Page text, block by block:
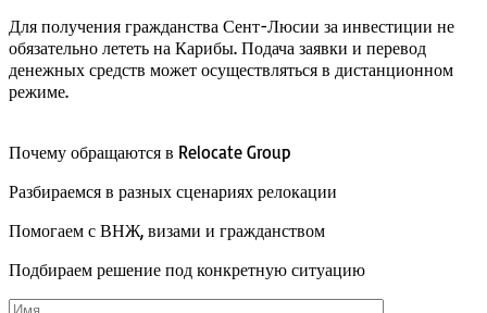
Для получения гражданства Сент-Люсии за инвестиции не
обязательно лететь на Карибы. Подача заявки и перевод
денежных средств может осуществляться в дистанционном
режиме.
Почему обращаются в Relocate Group
Разбираемся в разных сценариях релокации
Помогаем с ВНЖ, визами и гражданством
Подбираем решение под конкретную ситуацию